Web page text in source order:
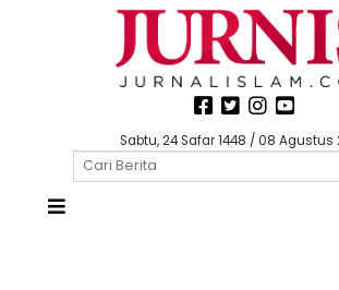
Sabtu, 24 Safar 1448 / 08 Agustus